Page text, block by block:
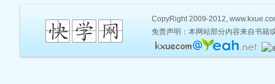
CopyRight 2009-2012,
免责声明：本网站部分内容来自书籍